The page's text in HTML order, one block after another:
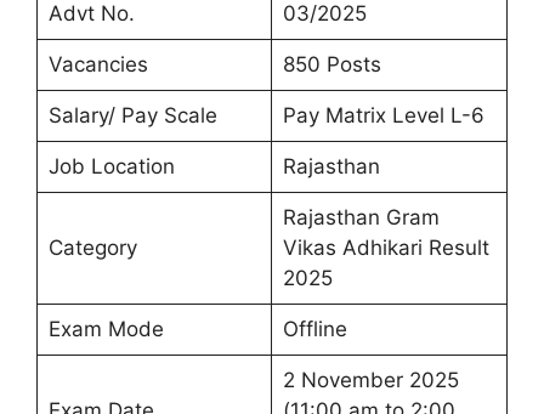
Advt No. 03/2025
Vacancies 850 Posts
Salary/ Pay Scale Pay Matrix Level L-6
Job Location Rajasthan
Category
Rajasthan Gram
Vikas Adhikari Result
2025
Exam Mode Offline
2 November 2025